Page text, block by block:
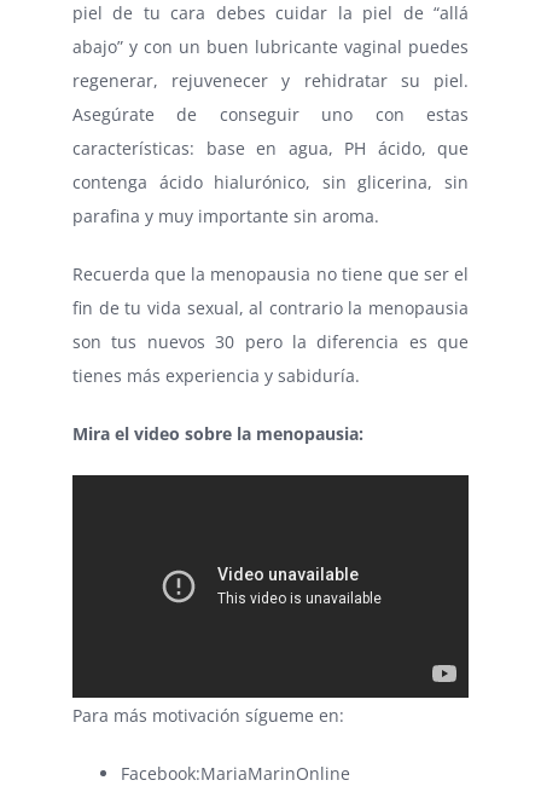
piel de tu cara debes cuidar la piel de “allá
abajo” y con un buen lubricante vaginal puedes
regenerar, rejuvenecer y rehidratar su piel.
Asegúrate de conseguir uno con estas
características: base en agua, PH ácido, que
contenga ácido hialurónico, sin glicerina, sin
parafina y muy importante sin aroma.
Recuerda que la menopausia no tiene que ser el
fin de tu vida sexual, al contrario la menopausia
son tus nuevos 30 pero la diferencia es que
tienes más experiencia y sabiduría.
Mira el video sobre la menopausia:
Para más motivación sígueme en:
Facebook:MariaMarinOnline